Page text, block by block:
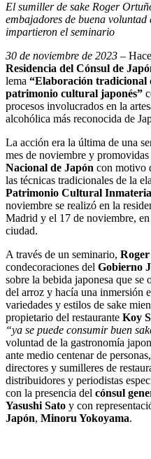
El sumiller de sake Roger
embajadores de buena voluntad
impartieron el seminario
30 de noviembre de 2023 –
Residencia del Cónsul de
lema “Elaboración tradicional
patrimonio cultural japonés”
procesos involucrados en la
alcohólica más reconocida de
La acción era la última de una
mes de noviembre y
Nacional de Japón con motivo
las técnicas tradicionales de la
Patrimonio Cultural
noviembre se realizó en la
Madrid y el 17 de noviembre,
ciudad.
A través de un seminario,
condecoraciones del Gobierno
sobre la bebida japonesa que se
del arroz y hacía una inmersión
variedades y estilos de sake
propietario del restaurante Koy
“ya se puede consumir buen
voluntad de la gastronomía
ante medio centenar de
directores y sumilleres de
distribuidores y periodistas
con la presencia del cónsul
Yasushi Sato y con
Japón, Minoru Yokoyama.